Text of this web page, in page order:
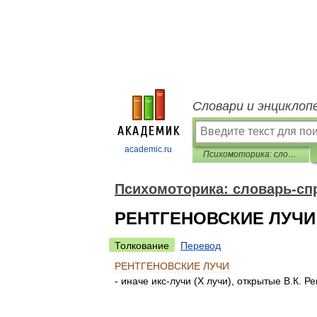
academic.ru
Словари и
Психомоторика: cловарь-справочник
Психомоторика: cловарь-
РЕНТГЕНОВСКИЕ ЛУЧИ
Толкование
Перевод
РЕНТГЕНОВСКИЕ ЛУЧИ
- иначе икс-лучи (Х лучи), открытые В К